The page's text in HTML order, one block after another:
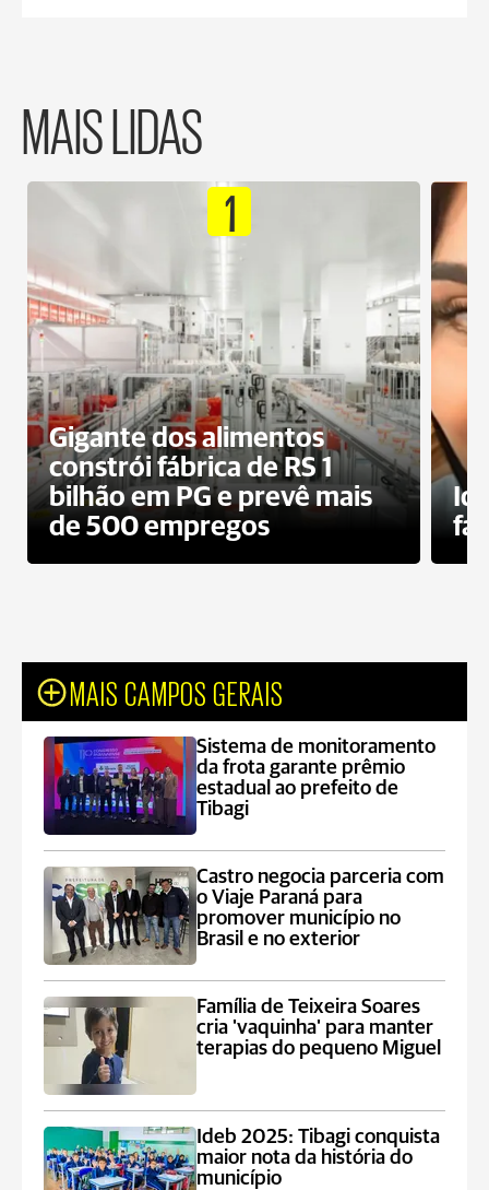
MAIS LIDAS
1
Gigante dos alimentos
constrói fábrica de RS 1
bilhão em PG e prevê mais
de 500 empregos
MAIS CAMPOS GERAIS
Sistema de monitoramento
da frota garante prêmio
estadual ao prefeito de
Tibagi
Castro negocia parceria com
o Viaje Paraná para
promover município no
Brasil e no exterior
Família de Teixeira Soares
cria 'vaquinha' para manter
terapias do pequeno Miguel
Ideb 2025: Tibagi conquista
maior nota da história do
município